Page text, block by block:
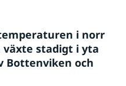
i norr
stadigt i yta
Bottenviken och